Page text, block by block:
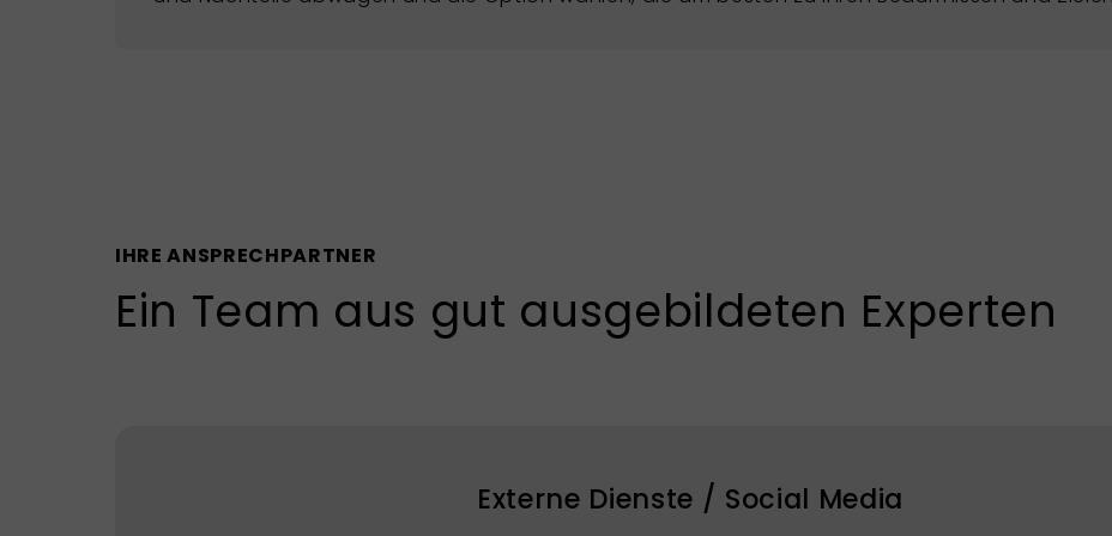
IHRE ANSPRECHPARTNER
Ein Team aus gut ausgebildeten Experten
Externe Dienste / Social Media